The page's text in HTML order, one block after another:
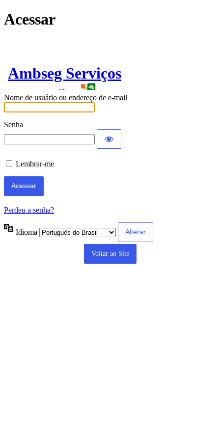
Acessar
Ambseg Serviços
Nome de usuário ou endereço de e-mail
Senha
Lembrar-me
Perdeu a senha?
Idioma
Voltar ao Site